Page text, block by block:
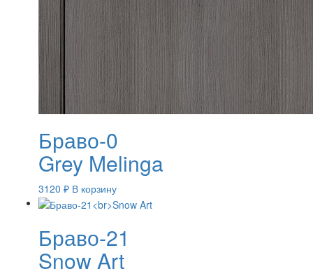
Браво-0
Grey Melinga
3120 ₽ В корзину
Браво-21
Snow Art